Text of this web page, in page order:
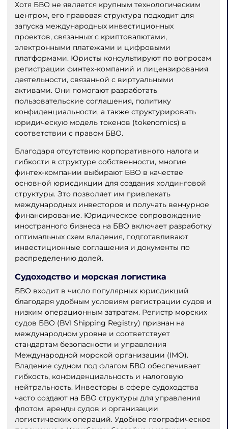
Хотя БВО не является крупным технологическим
центром, его правовая структура подходит для
запуска международных инвестиционных
проектов, связанных с криптовалютами,
электронными платежами и цифровыми
платформами. Юристы консультируют по вопросам
регистрации финтех-компаний и лицензирования
деятельности, связанной с виртуальными
активами. Они помогают разработать
пользовательские соглашения, политику
конфиденциальности, а также структурировать
юридическую модель токенов (tokenomics) в
соответствии с правом БВО.
Благодаря отсутствию корпоративного налога и
гибкости в структуре собственности, многие
финтех-компании выбирают БВО в качестве
основной юрисдикции для создания холдинговой
структуры. Это позволяет им привлекать
международных инвесторов и получать венчурное
финансирование. Юридическое сопровождение
иностранного бизнеса на БВО включает разработку
оптимальных схем владения, подготавливают
инвестиционные соглашения и документы по
распределению долей.
Судоходство и морская логистика
БВО входит в число популярных юрисдикций
благодаря удобным условиям регистрации судов и
низким операционным затратам. Регистр морских
судов БВО (BVI Shipping Registry) признан на
международном уровне и соответствует
стандартам безопасности и управления
Международной морской организации (IMO).
Владение судном под флагом БВО обеспечивает
гибкость, конфиденциальность и налоговую
нейтральность. Инвесторы в сфере судоходства
часто создают на БВО структуры для управления
флотом, аренды судов и организации
логистических операций. Удобное географическое